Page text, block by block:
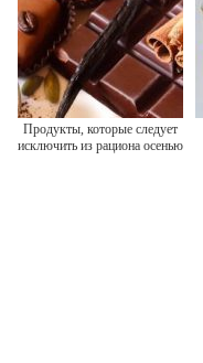
Продукты, которые следует
исключить из рациона осенью